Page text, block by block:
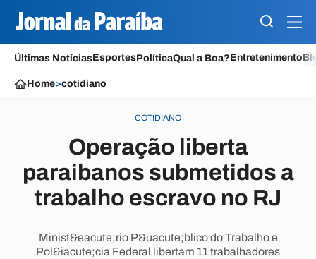
Últimas NotíciasEsportesPolíticaQual a Boa?Entretenimento
Home>cotidiano
COTIDIANO
Operação liberta
paraibanos submetidos a
trabalho escravo no RJ
Minist&eacute;rio P&uacute;blico do Trabalho e
Pol&iacute;cia Federal libertam 11 trabalhadores